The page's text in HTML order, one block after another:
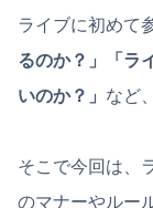
ライブに初めて
るのか？」「ラ
いのか？」 など
そこで今回は、
のマナーやルー